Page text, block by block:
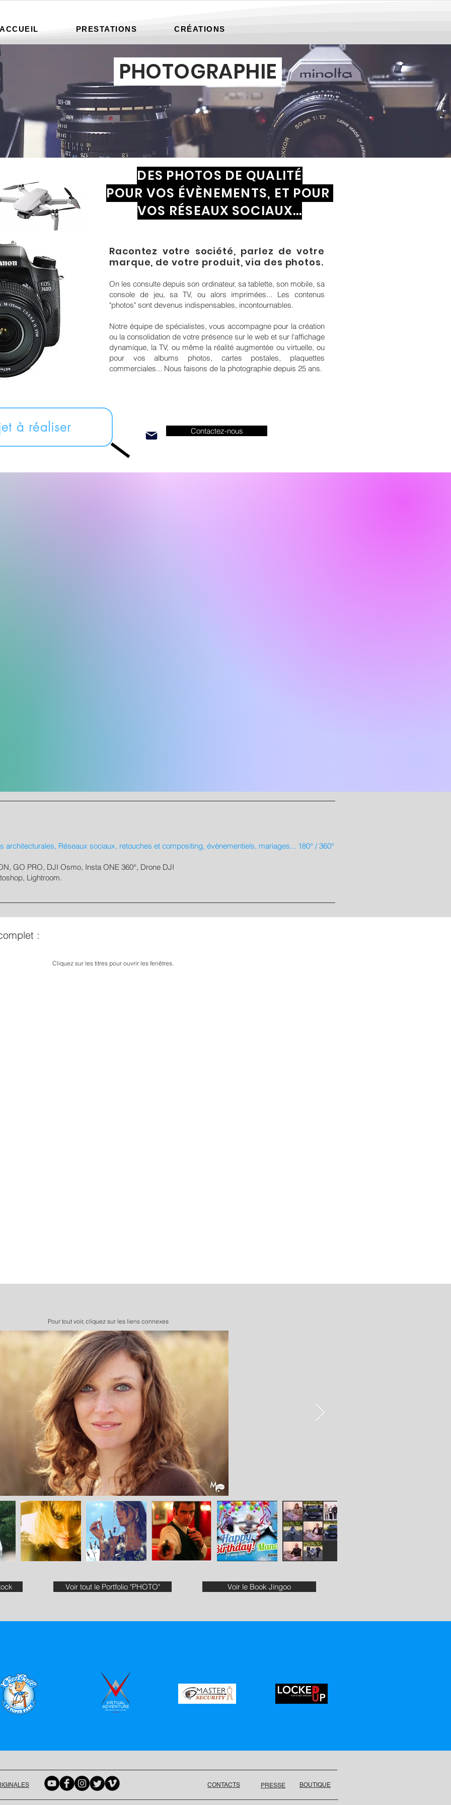
ACCUEIL PRESTATIONS CRÉATIONS
PHOTOGRAPHIE
DES PHOTOS DE QUALITÉ
POUR VOS ÉVÈNEMENTS, ET POUR
VOS RÉSEAUX SOCIAUX...
Racontez votre société, parlez de votre
marque, de votre produit, via des photos.
On les consulte depuis son ordinateur, sa tablette, son mobile, sa
console de jeu, sa TV, ou alors imprimées... Les contenus
"photos" sont devenus indispensables, incontournables.
Notre équipe de spécialistes, vous accompagne pour la création
ou la consolidation de votre présence sur le web et sur l'affichage
dynamique, la TV, ou même la réalité augmentée ou virtuelle, ou
pour vos albums photos, cartes postales, plaquettes
commerciales... Nous faisons de la photographie depuis 25 ans.
à réaliser Contactez-nous
Réseaux sociaux, retouches et compositing, évènementiels, mariages... 180° / 360°
GO PRO, DJI Osmo, Insta ONE 360°, Drone DJI
Lightroom.
:
Cliquez sur les titres pour ouvrir les fenêtres.
Pour tout voir, cliquez sur les liens connexes
Voir tout le Portfolio "PHOTO" Voir le Book Jingoo
CONTACTS PRESSE BOUTIQUE